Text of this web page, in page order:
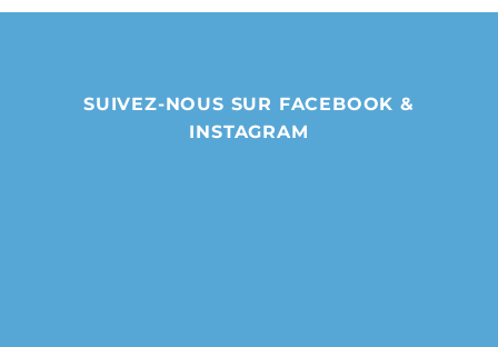
SUIVEZ-NOUS SUR FACEBOOK &
INSTAGRAM